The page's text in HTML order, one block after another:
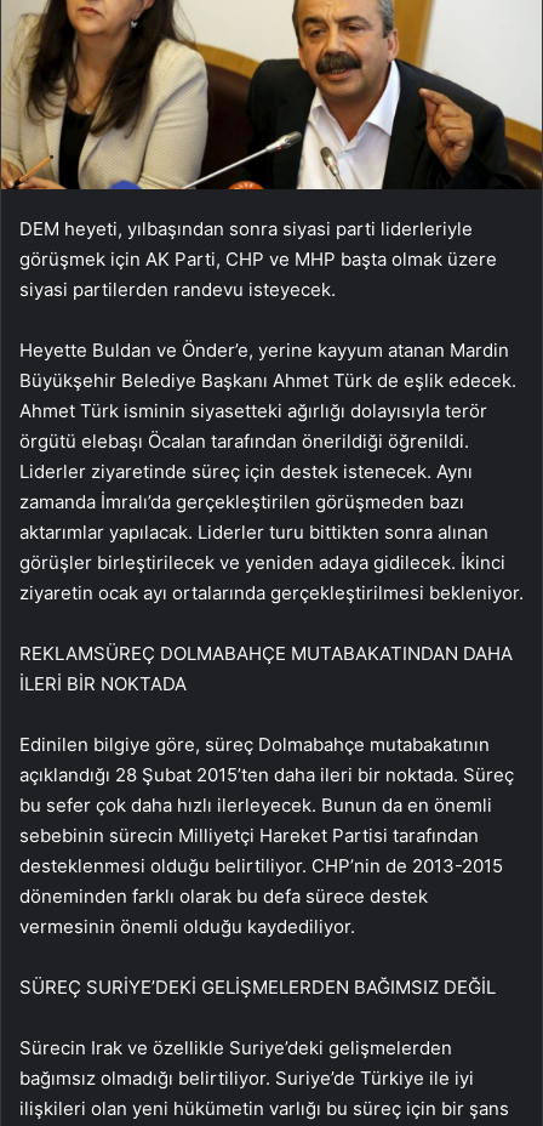
DEM heyeti, yılbaşından sonra siyasi parti liderleriyle
görüşmek için AK Parti, CHP ve MHP başta olmak üzere
siyasi partilerden randevu isteyecek.
Heyette Buldan ve Önder’e, yerine kayyum atanan Mardin
Büyükşehir Belediye Başkanı Ahmet Türk de eşlik edecek.
Ahmet Türk isminin siyasetteki ağırlığı dolayısıyla terör
örgütü elebaşı Öcalan tarafından önerildiği öğrenildi.
Liderler ziyaretinde süreç için destek istenecek. Aynı
zamanda İmralı’da gerçekleştirilen görüşmeden bazı
aktarımlar yapılacak. Liderler turu bittikten sonra alınan
görüşler birleştirilecek ve yeniden adaya gidilecek. İkinci
ziyaretin ocak ayı ortalarında gerçekleştirilmesi bekleniyor.
REKLAMSÜREÇ DOLMABAHÇE MUTABAKATINDAN DAHA
İLERİ BİR NOKTADA
Edinilen bilgiye göre, süreç Dolmabahçe mutabakatının
açıklandığı 28 Şubat 2015’ten daha ileri bir noktada. Süreç
bu sefer çok daha hızlı ilerleyecek. Bunun da en önemli
sebebinin sürecin Milliyetçi Hareket Partisi tarafından
desteklenmesi olduğu belirtiliyor. CHP’nin de 2013-2015
döneminden farklı olarak bu defa sürece destek
vermesinin önemli olduğu kaydediliyor.
SÜREÇ SURİYE’DEKİ GELİŞMELERDEN BAĞIMSIZ DEĞİL
Sürecin Irak ve özellikle Suriye’deki gelişmelerden
bağımsız olmadığı belirtiliyor. Suriye’de Türkiye ile iyi
ilişkileri olan yeni hükümetin varlığı bu süreç için bir şans